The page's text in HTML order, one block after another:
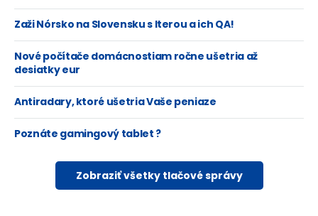
Zaži Nórsko na Slovensku s Iterou a ich QA!
Nové počítače domácnostiam ročne ušetria až
desiatky eur
Antiradary, ktoré ušetria Vaše peniaze
Poznáte gamingový tablet ?
Zobraziť všetky tlačové správy